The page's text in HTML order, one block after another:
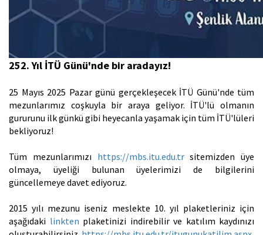
252. Yıl İTÜ Günü'nde bir aradayız!
25 Mayıs 2025 Pazar günü gerçekleşecek İTÜ Günü'nde tüm
mezunlarımız coşkuyla bir araya geliyor. İTÜ'lü olmanın
gururunu ilk günkü gibi heyecanla yaşamak için tüm İTÜ'lüleri
bekliyoruz!
Tüm mezunlarımızı https://mbs.itu.edu.trsitemizden üye
olmaya, üyeliği bulunan üyelerimizi de bilgilerini
güncellemeye davet ediyoruz.
2015 yılı mezunu iseniz meslekte 10. yıl plaketleriniz için
aşağıdaki linkten plaketinizi indirebilir ve katılım kaydınızı